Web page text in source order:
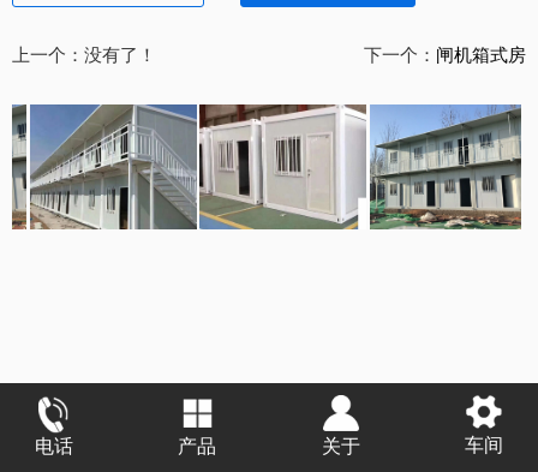
上一个：没有了！ 下一个： 闸机箱式房
电话 产品 关于 车间